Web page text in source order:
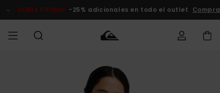
del
DOBLE PROMO -25% adicionales en todo el outlet Comprar
Ropa
Ropa
Shop
Surf Shop
Hombre
Tienda
Snow
Hombre
Outlet
Hombre
Accede a tu
pedido